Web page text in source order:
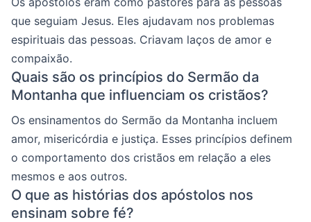
que seguiam Jesus. Eles ajudavam nos problemas
espirituais das pessoas. Criavam laços de amor e
compaixão.
Quais são os princípios do Sermão da
Montanha que influenciam os cristãos?
Os ensinamentos do Sermão da Montanha incluem
amor, misericórdia e justiça. Esses princípios definem
o comportamento dos cristãos em relação a eles
mesmos e aos outros.
O que as histórias dos apóstolos nos
ensinam sobre fé?